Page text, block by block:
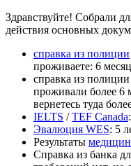
Здравствуйте! Собрали
действия основных
справка из полиции
проживаете: 6
справка из
проживали более 6
вернетесь туда
IELTS /TEF Canada
Эвалюция WES: 5
Результаты
Справка из банка